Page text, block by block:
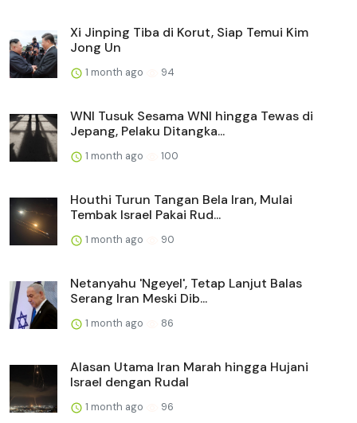
Xi Jinping Tiba di Korut, Siap Temui Kim
Jong Un
1 month ago 94
WNI Tusuk Sesama WNI hingga Tewas di
Jepang, Pelaku Ditangka...
1 month ago 100
Houthi Turun Tangan Bela Iran, Mulai
Tembak Israel Pakai Rud...
1 month ago 90
Netanyahu 'Ngeyel', Tetap Lanjut Balas
Serang Iran Meski Dib...
1 month ago 86
Alasan Utama Iran Marah hingga Hujani
Israel dengan Rudal
1 month ago 96